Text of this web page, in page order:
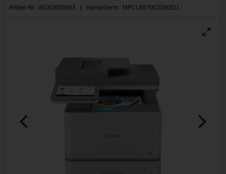
Artikel-Nr.: AGX0088663 | Herstellernr.: MFCL8970CDWZG1